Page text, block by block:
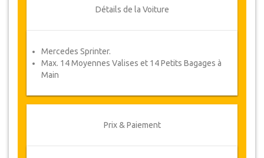
ou un remboursement complet.
Une fois votre paiement effectué, vous serez
redirigé vers détails YourCard pour entrer vos
votre Coupon de service automatiquement.
Détails de la Voiture
Mercedes Sprinter.
Max. 14 Moyennes Valises et 14 Petits Bagages à
Main
Prix & Paiement